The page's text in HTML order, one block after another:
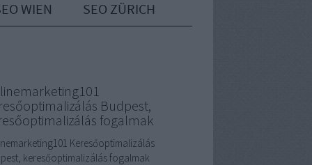
WIEN SEO ZÜRICH
Budpest,
fogalmak
Keresőoptimalizálás
keresőoptimalizálás fogalmak